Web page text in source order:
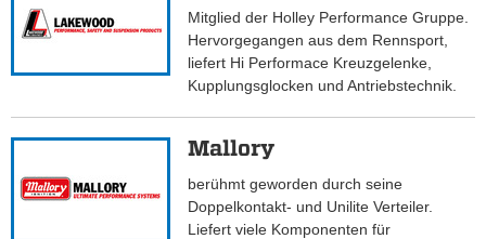
Mitglied der Holley Performance Gruppe.
Hervorgegangen aus dem Rennsport,
liefert Hi Performace Kreuzgelenke,
Kupplungsglocken und Antriebstechnik.
Mallory
berühmt geworden durch seine
Doppelkontakt- und Unilite Verteiler.
Liefert viele Komponenten für